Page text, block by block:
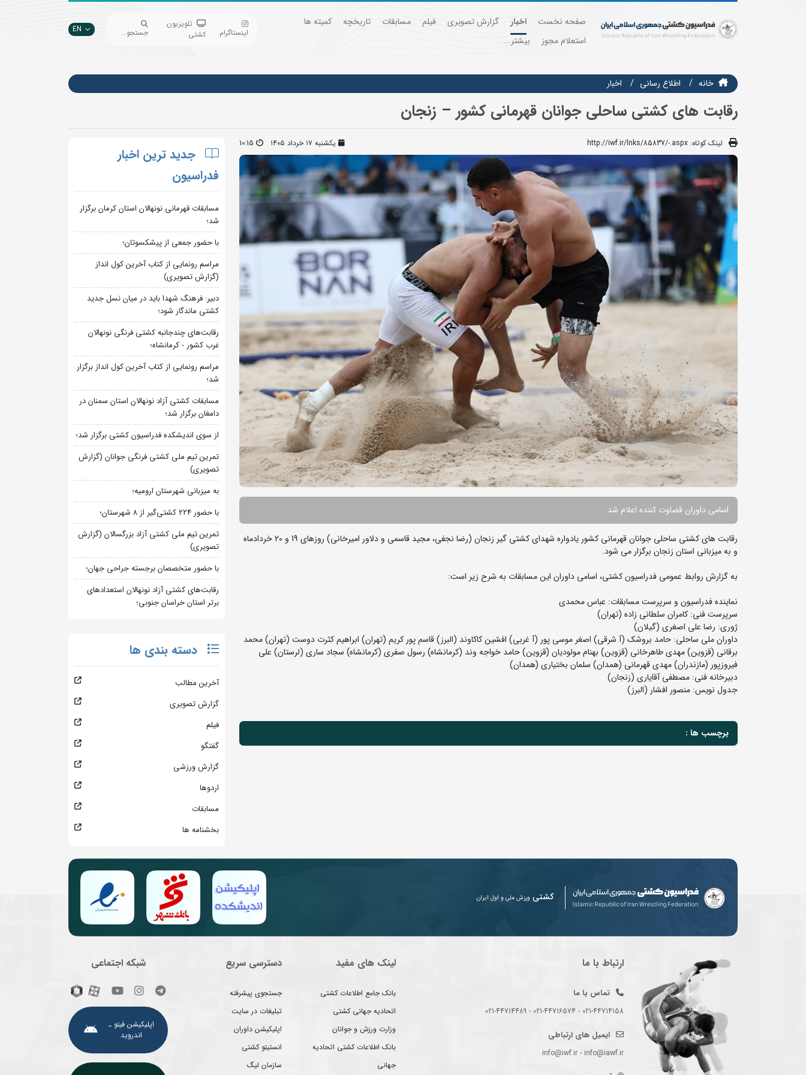
صفحه نخست اخبار گزارش تصویری فیلم مسابقات تاریخچه
کمیته ها
استعلام مجوز
بیشتر...
اینستاگرام
تلویزیون
کشتی
جستجو... EN
خانه اطلاع رسانی اخبار
رقابت های کشتی ساحلی جوانان قهرمانی کشور – زنجان
لینک کوتاه: http://iwf.ir/lnks/85837/-.aspx یکشنبه ۱۷ خرداد ۱۴۰۵ 10:15
اسامی داوران قضاوت کننده اعلام شد
رقابت های کشتی ساحلی جوانان قهرمانی کشور یادواره شهدای کشتی گیر زنجان (رضا نجفی، مجید قاسمی و دلاور امیرخانی) روزهای 19 و 20 خردادماه
و به میزبانی استان زنجان برگزار می شود.
به گزارش روابط عمومی فدراسیون کشتی، اسامی داوران این مسابقات به شرح زیر است:
نماینده فدراسیون و سرپرست مسابقات: عباس محمدی
سرپرست فنی: کامران سلطانی زاده (تهران)
ژوری: رضا علی اصغری (گیلان)
داوران ملی ساحلی: حامد بروشک (آ شرقی) اصغر موسی پور (آ غربی) افشین کاکاوند (البرز) قاسم پور کریم (تهران) ابراهیم کثرت دوست (تهران) محمد
برقانی (قزوین) مهدی طاهرخانی (قزوین) بهنام مولودیان (قزوین) حامد خواجه وند (کرمانشاه) رسول صفری (کرمانشاه) سجاد ساری (لرستان) علی
فیروزپور (مازندران) مهدی قهرمانی (همدان) سلمان بختیاری (همدان)
دبیرخانه فنی: مصطفی آقایاری (زنجان)
جدول نویس: منصور افشار (البرز)
برچسب ها :
جدید ترین اخبار
فدراسیون
مسابقات قهرمانی نونهالان استان کرمان برگزار
شد؛
با حضور جمعی از پیشکسوتان؛
مراسم رونمایی از کتاب آخرین کول انداز
(گزارش تصویری)
دبیر: فرهنگ شهدا باید در میان نسل جدید
کشتی ماندگار شود؛
رقابت‌های چندجانبه کشتی فرنگی نونهالان
غرب کشور - کرمانشاه؛
مراسم رونمایی از کتاب آخرین کول انداز برگزار
شد؛
مسابقات کشتی آزاد نونهالان استان سمنان در
دامغان برگزار شد؛
از سوی اندیشکده فدراسیون کشتی برگزار شد؛
تمرین تیم ملی کشتی فرنگی جوانان (گزارش
تصویری)
به میزبانی شهرستان ارومیه؛
با حضور ۲۲۴ کشتی‌گیر از ۸ شهرستان؛
تمرین تیم ملی کشتی آزاد بزرگسالان (گزارش
تصویری)
با حضور متخصصان برجسته جراحی جهان؛
رقابت‌های کشتی آزاد نونهالان استعدادهای
برتر استان خراسان جنوبی؛
دسته بندی ها
آخرین مطالب
گزارش تصویری
فیلم
گفتگو
گزارش ورزشی
اردوها
مسابقات
بخشنامه ها
کشتی ورزش ملی و اول ایران
ارتباط با ما
تماس با ما
021-44714158 - 021-44716574 - 021-44714489
ایمیل های ارتباطی
info@iwf.ir - info@iawf.ir
لینک های مفید
بانک جامع اطلاعات کشتی
اتحادیه جهانی کشتی
وزارت ورزش و جوانان
بانک اطلاعات کشتی اتحادیه
جهانی
دسترسی سریع
جستجوی پیشرفته
تبلیغات در سایت
اپلیکیشن داوران
انستیتو کشتی
سازمان لیگ
شبکه اجتماعی
اپلیکیشن فیتو ـ
اندروید